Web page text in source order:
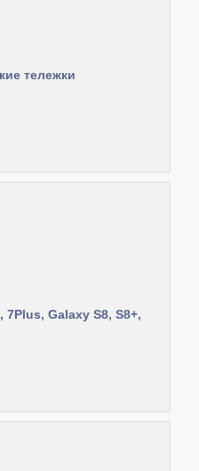
тележки
Galaxy S8, S8+,